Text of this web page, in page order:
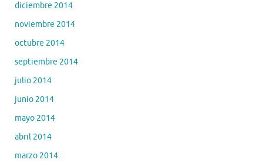
diciembre 2014
noviembre 2014
octubre 2014
septiembre 2014
julio 2014
junio 2014
mayo 2014
abril 2014
marzo 2014